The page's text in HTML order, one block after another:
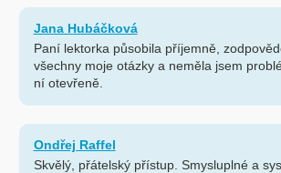
Jana Hubáčková
Paní lektorka působila příjemně,
všechny moje otázky a neměla jsem
ní otevřeně.
Ondřej Raffel
Skvělý, přátelský přístup. Smysluplné a